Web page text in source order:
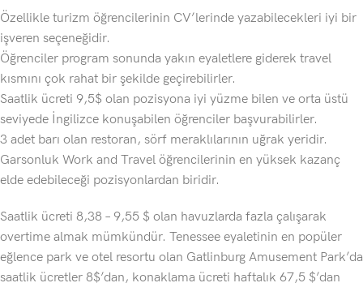
Özellikle turizm öğrencilerinin CV’lerinde yazabilecekleri iyi bir
işveren seçeneğidir.
Öğrenciler program sonunda yakın eyaletlere giderek travel
kısmını çok rahat bir şekilde geçirebilirler.
Saatlik ücreti 9,5$ olan pozisyona iyi yüzme bilen ve orta üstü
seviyede İngilizce konuşabilen öğrenciler başvurabilirler.
3 adet barı olan restoran, sörf meraklılarının uğrak yeridir.
Garsonluk Work and Travel öğrencilerinin en yüksek kazanç
elde edebileceği pozisyonlardan biridir.
Saatlik ücreti 8,38 – 9,55 $ olan havuzlarda fazla çalışarak
overtime almak mümkündür. Tenessee eyaletinin en popüler
eğlence park ve otel resortu olan Gatlinburg Amusement Park’da
saatlik ücretler 8$’dan, konaklama ücreti haftalık 67,5 $’dan